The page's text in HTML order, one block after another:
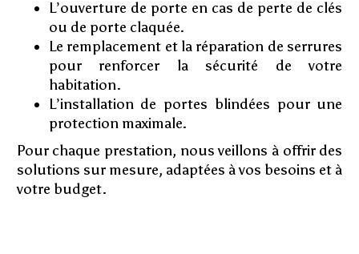
L’ouverture de porte en cas de perte de clés
ou de porte claquée.
Le remplacement et la réparation de serrures
pour renforcer la sécurité de votre
habitation.
L’installation de portes blindées pour une
protection maximale.
Pour chaque prestation, nous veillons à offrir des
solutions sur mesure, adaptées à vos besoins et à
votre budget.